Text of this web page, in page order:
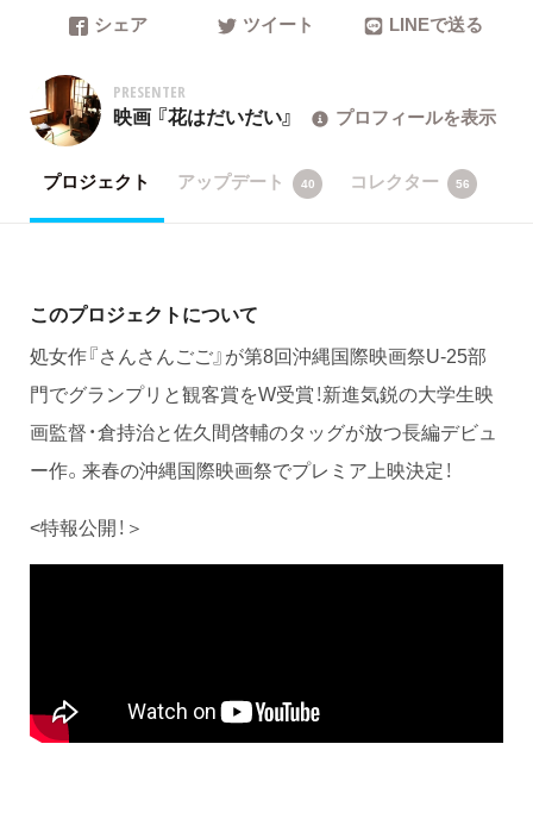
シェア ツイート LINEで送る
PRESENTER
映画 『花はだいだい』 プロフィールを表示
プロジェクト アップデート 40 コレクター 56
このプロジェクトについて
処女作『さんさんごご』が第8回沖縄国際映画祭U-25部
門でグランプリと観客賞をW受賞！新進気鋭の大学生映
画監督・倉持治と佐久間啓輔のタッグが放つ長編デビュ
ー作。来春の沖縄国際映画祭でプレミア上映決定！
<特報公開！＞